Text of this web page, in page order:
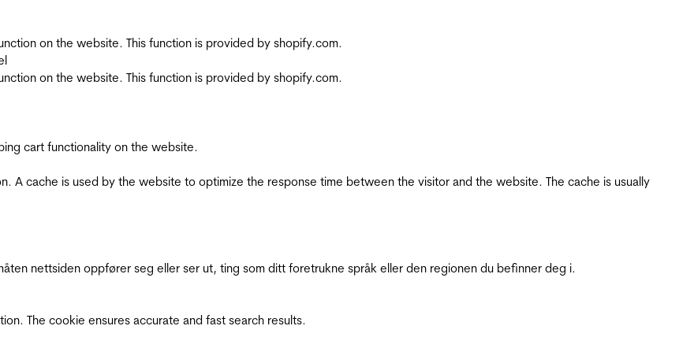
on the website. This function is provided by shopify.com.
on the website. This function is provided by shopify.com.
cart functionality on the website.
A cache is used by the website to optimize the response time between the visitor and the website. The cache is usually
nettsiden oppfører seg eller ser ut, ting som ditt foretrukne språk eller den regionen du befinner deg i.
The cookie ensures accurate and fast search results.